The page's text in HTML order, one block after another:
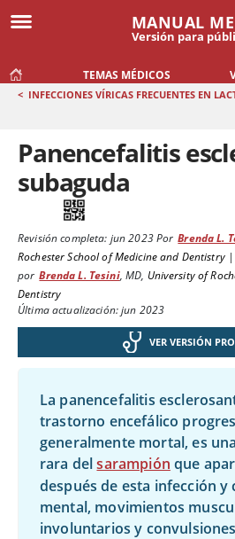
MANUAL
Versión para
TEMAS MÉDICOS
< INFECCIONES VÍRICAS FRECUENTES EN
Panencefalitis
subaguda
Revisión completa: jun 2023Por Brenda L.
Rochester School of Medicine and Dentistry
por Brenda L. Tesini, MD, University of
Dentistry
Última actualización: jun 2023
VER VERSIÓN
La panencefalitis
trastorno encefálico
generalmente mortal, es
rara delsarampión que
después de esta infección y
mental, movimientos
involuntarios y